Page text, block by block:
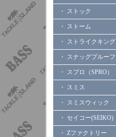
・ ストック
・ ストーム
・ ストライクキング
・ スナッグプルーフ
・ スプロ（SPRO）
・ スミス
・ スミスウィック
・ セイコー(SEIKO)
・ Zファクトリー